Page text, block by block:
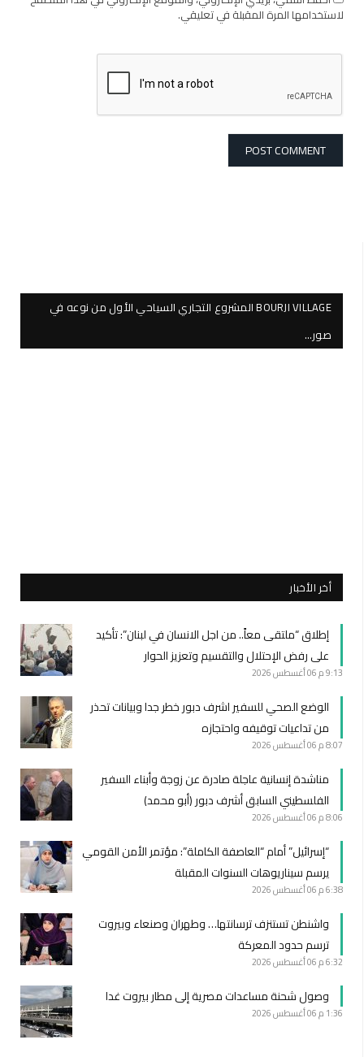
لاستخدامها المرة المقبلة في تعليقي.
BOURJI VILLAGE المشروع التجاري السياحي الأول من نوعه في
صور…
أخر الأخبار
إطلاق “ملتقى معاً.. من اجل الانسان في لبنان”: تأكيد
على رفض الإحتلال والتقسيم وتعزيز الحوار
9:13 م 06 أغسطس 2026
الوضع الصحي للسفير اشرف دبور خطر جدا وبيانات تحذر
من تداعيات توقيفه واحتجازه
8:07 م 06 أغسطس 2026
مناشدة إنسانية عاجلة صادرة عن زوجة وأبناء السفير
الفلسطيني السابق أشرف دبور (أبو محمد)
8:06 م 06 أغسطس 2026
“إسرائيل” أمام “العاصفة الكاملة”: مؤتمر الأمن القومي
يرسم سيناريوهات السنوات المقبلة
6:38 م 06 أغسطس 2026
واشنطن تستنزف ترسانتها… وطهران وصنعاء وبيروت
ترسم حدود المعركة
6:32 م 06 أغسطس 2026
وصول شحنة مساعدات مصرية إلى مطار بيروت غدا
1:36 م 06 أغسطس 2026